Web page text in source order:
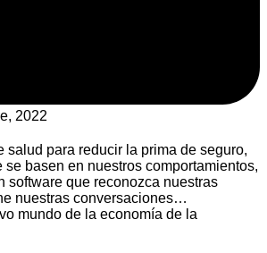
2022
salud para reducir la prima de seguro,
se basen en nuestros comportamientos,
software que reconozca nuestras
nuestras conversaciones…
mundo de la economía de la